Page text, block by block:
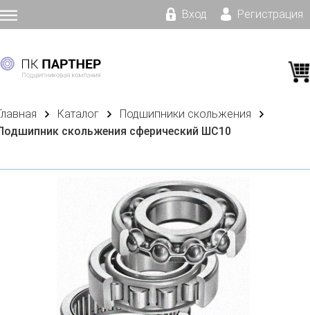
Вход Регистрация
Каталог
Подшипники скольжения
скольжения сферический ШС10